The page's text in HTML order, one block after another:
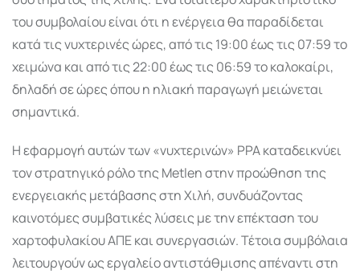
του συμβολαίου είναι ότι η ενέργεια θα παραδίδεται
κατά τις νυχτερινές ώρες, από τις 19:00 έως τις 07:59 το
χειμώνα και από τις 22:00 έως τις 06:59 το καλοκαίρι,
δηλαδή σε ώρες όπου η ηλιακή παραγωγή μειώνεται
σημαντικά.
Η εφαρμογή αυτών των «νυχτερινών» PPA καταδεικνύει
τον στρατηγικό ρόλο της Metlen στην προώθηση της
ενεργειακής μετάβασης στη Χιλή, συνδυάζοντας
καινοτόμες συμβατικές λύσεις με την επέκταση του
χαρτοφυλακίου ΑΠΕ και συνεργασιών. Τέτοια συμβόλαια
λειτουργούν ως εργαλείο αντιστάθμισης απέναντι στη